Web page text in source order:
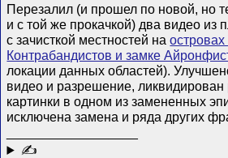
Перезалил (и прошел по новой, но
и с той же прокачкой) два видео из
с зачисткой местностей на
Контрабандистов и замке
локации данных областей).
видео и разрешение, ликвидирован
картинки в одном из замененных
исключена замена и ряда других
✍